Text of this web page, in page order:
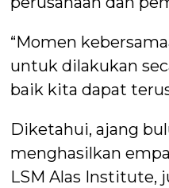
“Momen
untuk dilakukan
baik kita dapat
Diketahui, ajang
menghasilkan
LSM Alas Institute,